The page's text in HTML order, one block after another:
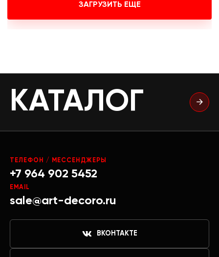
ЗАГРУЗИТЬ ЕЩЕ
КАТАЛОГ
ТЕЛЕФОН / МЕССЕНДЖЕРЫ
+7 964 902 5452
EMAIL
sale@art-decoro.ru
ВКОНТАКТЕ